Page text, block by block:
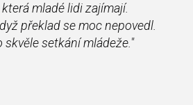
mladé lidi zajímají.
překlad se moc nepovedl.
skvěle setkání mládeže."